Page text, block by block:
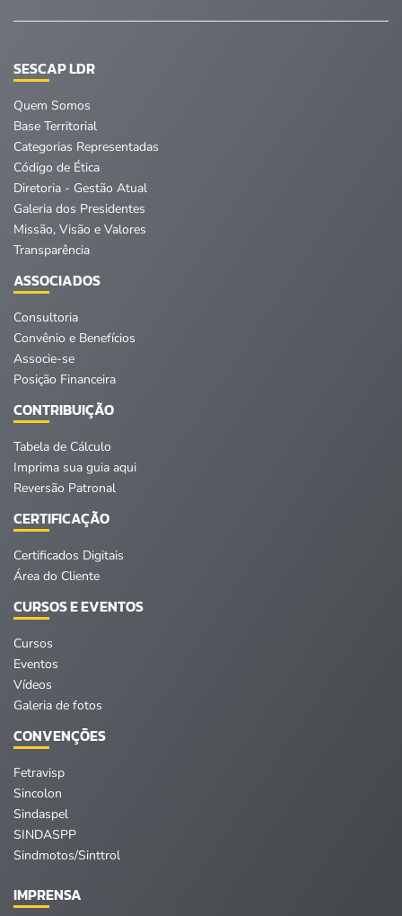
SESCAP LDR
Quem Somos
Base Territorial
Categorias Representadas
Código de Ética
Diretoria - Gestão Atual
Galeria dos Presidentes
Missão, Visão e Valores
Transparência
ASSOCIADOS
Consultoria
Convênio e Benefícios
Associe-se
Posição Financeira
CONTRIBUIÇÃO
Tabela de Cálculo
Imprima sua guia aqui
Reversão Patronal
CERTIFICAÇÃO
Certificados Digitais
Área do Cliente
CURSOS E EVENTOS
Cursos
Eventos
Vídeos
Galeria de fotos
CONVENÇÕES
Fetravisp
Sincolon
Sindaspel
SINDASPP
Sindmotos/Sinttrol
IMPRENSA